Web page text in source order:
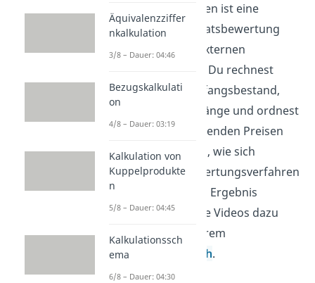
Das LOFO Verfahren ist eine
Methode der Vorratsbewertung
und gehört zum externen
Rechnungswesen. Du rechnest
Bestände über Anfangsbestand,
Zugänge und Abgänge und ordnest
den Restwert passenden Preisen
zu. So erkennst du, wie sich
verschiedene Bewertungsverfahren
auf Lagerwert und Ergebnis
auswirken. Weitere Videos dazu
findest du in unserem
Wirtschaftsbereich.
Äquivalenzziffer
nkalkulation
3/8 – Dauer: 04:46
Bezugskalkulati
on
4/8 – Dauer: 03:19
Kalkulation von
Kuppelprodukte
n
5/8 – Dauer: 04:45
Kalkulationssch
ema
6/8 – Dauer: 04:30